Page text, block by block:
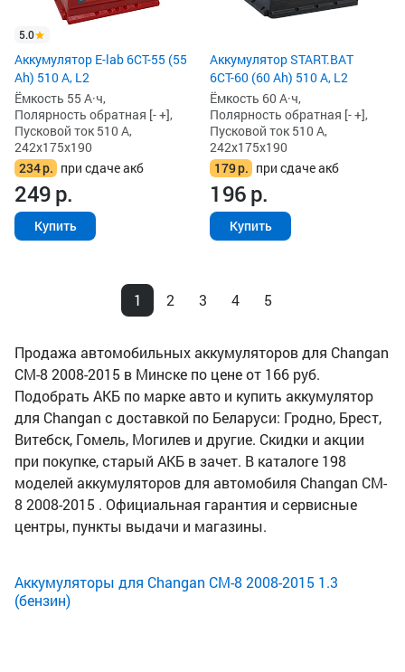
5.0
Аккумулятор E-lab 6СТ-55 (55
Ah) 510 А, L2
Ёмкость 55 А·ч,
Полярность обратная [- +],
Пусковой ток 510 А,
242x175x190
234р. при сдаче акб
249р.
Купить
Аккумулятор START.BAT
6СТ-60 (60 Ah) 510 А, L2
Ёмкость 60 А·ч,
Полярность обратная [- +],
Пусковой ток 510 А,
242x175x190
179р. при сдаче акб
196р.
Купить
1 2 3 4 5
Продажа автомобильных аккумуляторов для Changan
CM-8 2008-2015 в Минске по цене от 166 руб.
Подобрать АКБ по марке авто и купить аккумулятор
для Changan с доставкой по Беларуси: Гродно, Брест,
Витебск, Гомель, Могилев и другие. Скидки и акции
при покупке, старый АКБ в зачет. В каталоге 198
моделей аккумуляторов для автомобиля Changan CM-
8 2008-2015 . Официальная гарантия и сервисные
центры, пункты выдачи и магазины.
Аккумуляторы для Changan CM-8 2008-2015 1.3
(бензин)